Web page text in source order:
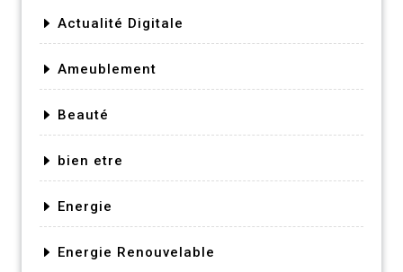
Actualité Digitale
Ameublement
Beauté
bien etre
Energie
Energie Renouvelable